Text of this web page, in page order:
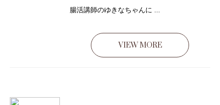
腸活講師のゆきなちゃんに ...
VIEW MORE